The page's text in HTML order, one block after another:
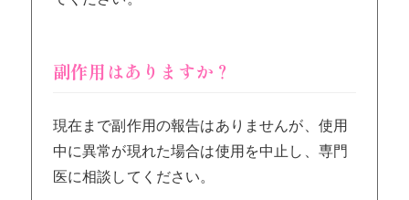
副作用はありますか？
現在まで副作用の報告はありませんが、使用
中に異常が現れた場合は使用を中止し、専門
医に相談してください。